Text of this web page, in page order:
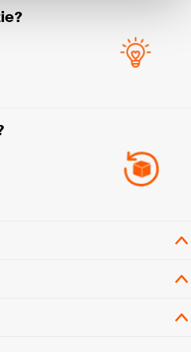
Je kunt er ook
cookies wel of niet te
aanpassen’ te
onze